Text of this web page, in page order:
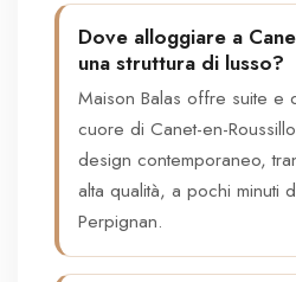
Dove alloggiare a
una struttura di lusso?
Maison Balas offre suite e
cuore di Canet-en-
design contemporaneo,
alta qualità, a pochi minuti
Perpignan.